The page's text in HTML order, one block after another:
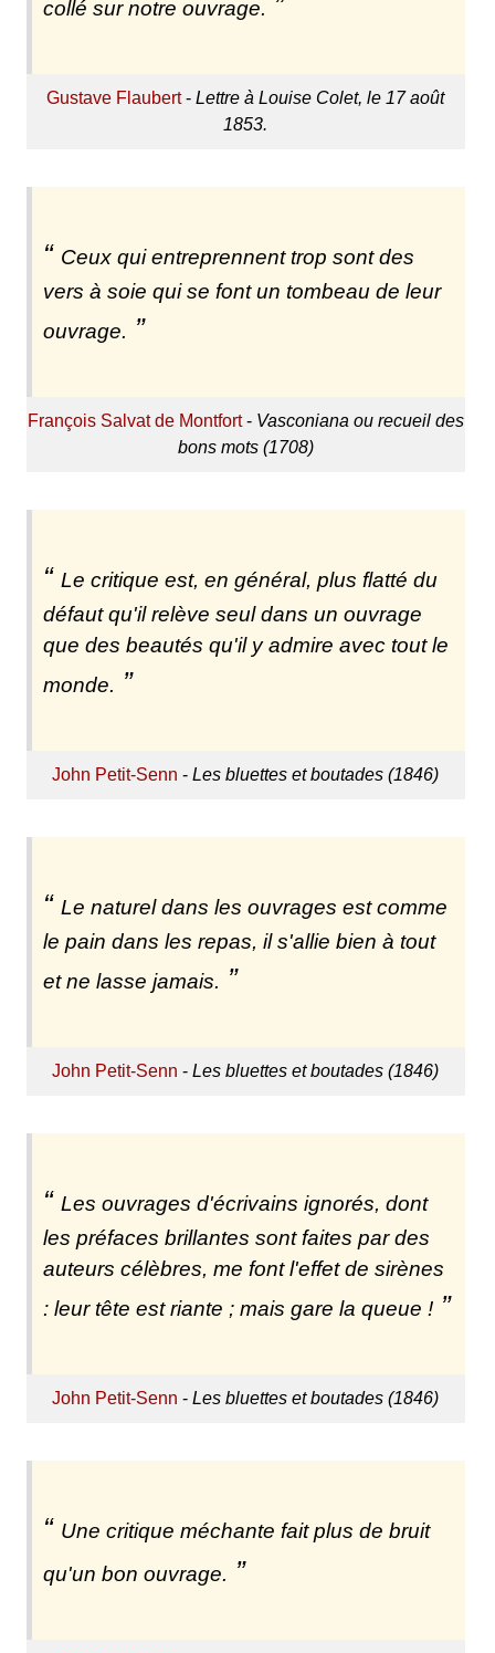
collé sur notre ouvrage.
Gustave Flaubert-Lettre à Louise Colet, le 17 août
1853.
Ceux qui entreprennent trop sont des
vers à soie qui se font un tombeau de leur
ouvrage.
François Salvat de Montfort- Vasconiana ou recueil des
bons mots (1708)
Le critique est, en général, plus flatté du
défaut qu'il relève seul dans un ouvrage
que des beautés qu'il y admire avec tout le
monde.
John Petit-Senn -Les bluettes et boutades (1846)
Le naturel dans les ouvrages est comme
le pain dans les repas, il s'allie bien à tout
et ne lasse jamais.
John Petit-Senn -Les bluettes et boutades (1846)
Les ouvrages d'écrivains ignorés, dont
les préfaces brillantes sont faites par des
auteurs célèbres, me font l'effet de sirènes
: leur tête est riante ; mais gare la queue !
John Petit-Senn -Les bluettes et boutades (1846)
Une critique méchante fait plus de bruit
qu'un bon ouvrage.